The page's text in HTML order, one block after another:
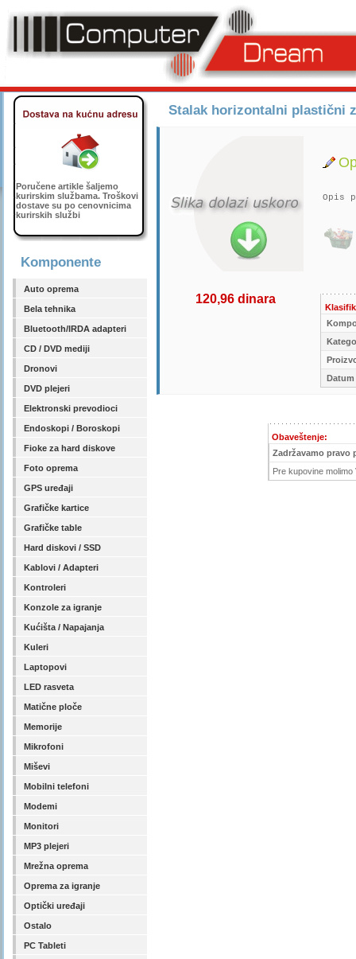
Poručene artikle šaljemo
kurirskim službama. Troškovi
dostave su po cenovnicima
kurirskih službi
Komponente
Auto oprema
Bela tehnika
Bluetooth/IRDA adapteri
CD / DVD mediji
Dronovi
DVD plejeri
Elektronski prevodioci
Endoskopi / Boroskopi
Fioke za hard diskove
Foto oprema
GPS uređaji
Grafičke kartice
Grafičke table
Hard diskovi / SSD
Kablovi / Adapteri
Kontroleri
Konzole za igranje
Kućišta / Napajanja
Kuleri
Laptopovi
LED rasveta
Matične ploče
Memorije
Mikrofoni
Miševi
Mobilni telefoni
Modemi
Monitori
MP3 plejeri
Mrežna oprema
Oprema za igranje
Optički uređaji
Ostalo
PC Tableti
Stalak horizontalni plastični
Opis
120,96 dinara
Obaveštenje:
Zadržavamo pravo
Pre kupovine